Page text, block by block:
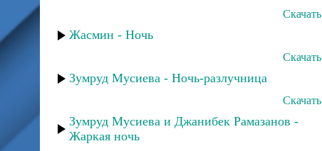
Скачать
Жасмин - Ночь
Скачать
Зумруд Мусиева - Ночь-разлучница
Скачать
Зумруд Мусиева и Джанибек Рамазанов -
Жаркая ночь